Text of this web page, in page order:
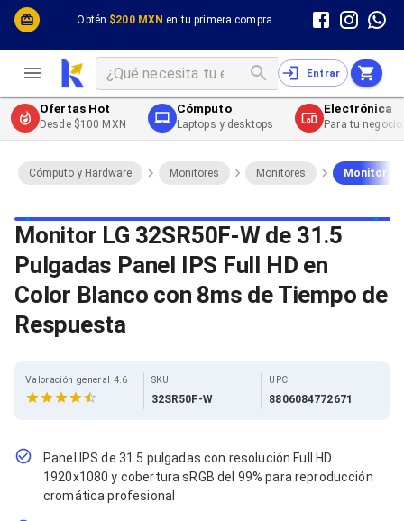
Obtén $200 MXN en tu primera compra.
Cómputo y Hardware
Desktop y Portátiles
Impresión y Consumibles
Celulares y Telefonía
Energía
Entrar
Cómputo y Hardware
Cables
Cables PC
Cables PC USB
Cables PC Serial
Cables PC SATA / eSATA
Cables PC SAS
Cables PC VGA / HD15
Cables de Audio / Video HDMI
Cables de Audio / Video VGA
Cables de Audio / Video RCA
Cables de Audio / Video Toslink
Cables de Audio / Video DVI
Cables de Energía
Cables de Poder (Interno)
Cables de Poder (Externo)
Cables Fibra Óptica
Cables SFP+
Jacks de Red
Conectores
Tapas y Cajas
Ofertas Hot
Desde $100 MXN
Cómputo
Laptops y desktops
Electrónica
Para tu
Cómputo y Hardware Monitores Monitores Monitor
Monitor LG 32SR50F-W de 31.5
Pulgadas Panel IPS Full HD en
Color Blanco con 8ms de Tiempo de
Respuesta
Valoración general 4.6 SKU
32SR50F-W
UPC
8806084772671
Panel IPS de 31.5 pulgadas con resolución Full HD
1920x1080 y cobertura sRGB del 99% para reproducción
cromática profesional